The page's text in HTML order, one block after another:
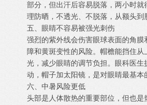
部分，但出汗后容易脱落，两小时就
理防晒，不透光、不脱落，从额头到
五、眼睛不容易被强光刺伤
强烈的紫外线会伤害眼球表面的角膜
障和黄斑变性的风险。帽檐能挡住从
光，减少眼睛的调节负担。眼科医生
动，帽子加太阳镜，是对眼睛最基本
六、中暑风险更低
头部是人体散热的重要部位，但也是